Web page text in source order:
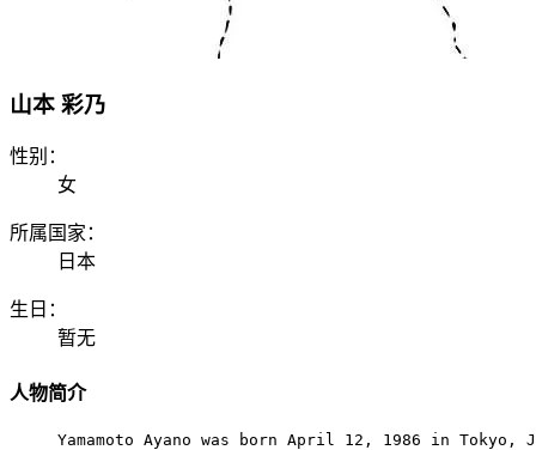
山本 彩乃
性别：
女
所属国家：
日本
生日：
暂无
人物简介
Yamamoto Ayano was born April 12, 1986 in